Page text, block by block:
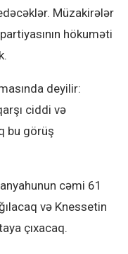
Müzakirələr
hökuməti
deyilir:
ciddi və
bu görüş
cəmi 61
və Knessetin
çıxacaq.